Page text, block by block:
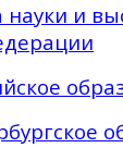
науки и